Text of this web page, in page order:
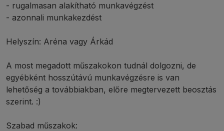
- rugalmasan alakítható munkavégzést
- azonnali munkakezdést
Helyszín: Aréna vagy Árkád
A most megadott műszakokon tudnál dolgozni, de
egyébként hosszútávú munkavégzésre is van
lehetőség a továbbiakban, előre megtervezett beosztás
szerint. :)
Szabad műszakok: